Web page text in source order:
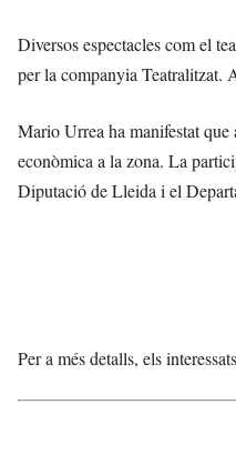
Diversos espectacles com el
per la companyia Teatralitzat.
Mario Urrea ha manifestat
econòmica a la zona. La
Diputació de Lleida i el
Per a més detalls, els